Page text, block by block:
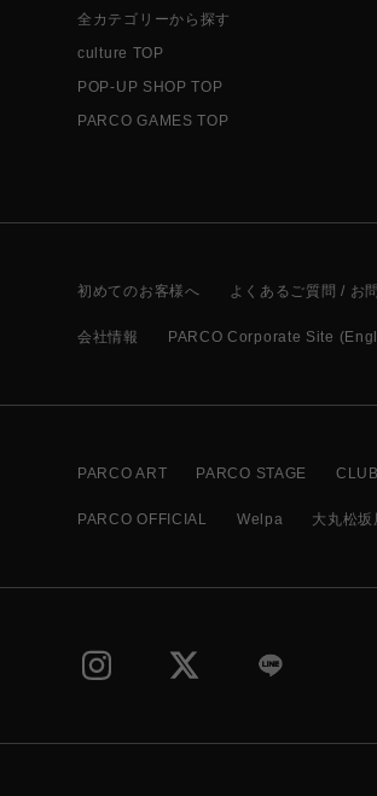
全カテゴリーから探す
culture TOP
POP-UP SHOP TOP
PARCO GAMES TOP
初めてのお客様へ よくあるご質問 / お
会社情報 PARCO Corporate Site
PARCO ART PARCO STAGE
PARCO OFFICIAL Welpa 大丸松